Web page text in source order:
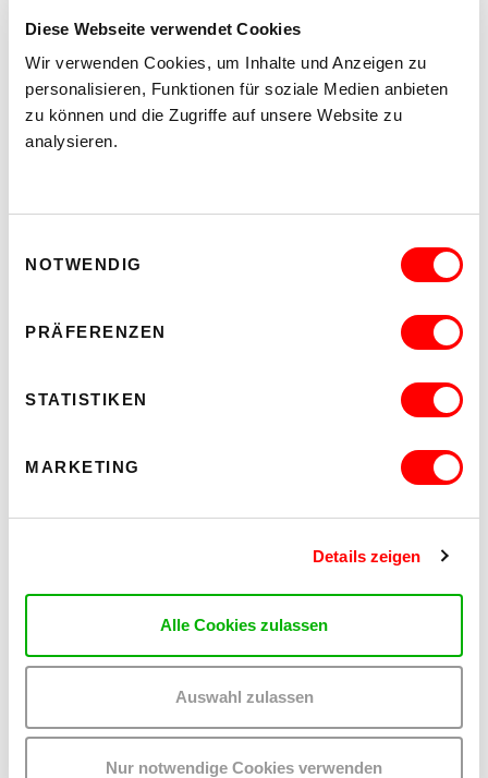
Diese Webseite verwendet Cookies
Wir verwenden Cookies, um Inhalte und Anzeigen zu
personalisieren, Funktionen für soziale Medien anbieten
zu können und die Zugriffe auf unsere Website zu
analysieren.
NOTWENDIG
PRÄFERENZEN
STATISTIKEN
MARKETING
Details zeigen
Alle Cookies zulassen
Auswahl zulassen
Nur notwendige Cookies verwenden
DER TÄUBLING
Di 11.8.2026
20.30
20.30
MEHR LESEN